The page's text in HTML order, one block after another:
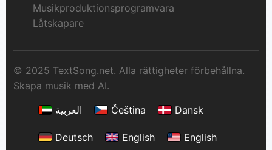
Musikproduktionsprogramvara
Låtskapare
© 2025 TextSong.net. Alla rättigheter förbehållna.
Skapa musik med AI.
العربية
Čeština Dansk
Deutsch English English